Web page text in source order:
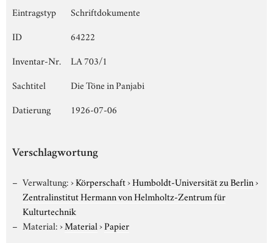
Eintragstyp
Schriftdokumente
ID
64222
Inventar-Nr.
LA 703/1
Sachtitel
Die Töne in Panjabi
Datierung
1926-07-06
Verschlagwortung
Verwaltung:›Körperschaft›Humboldt-Universität zu Berlin›
Zentralinstitut Hermann von Helmholtz-Zentrum für
Kulturtechnik
Material:›Material›Papier